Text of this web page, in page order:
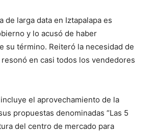
de larga data en Iztapalapa es
y lo acusó de haber
su término. Reiteró la necesidad de
en casi todos los vendedores
el aprovechamiento de la
propuestas denominadas “Las 5
del centro de mercado para